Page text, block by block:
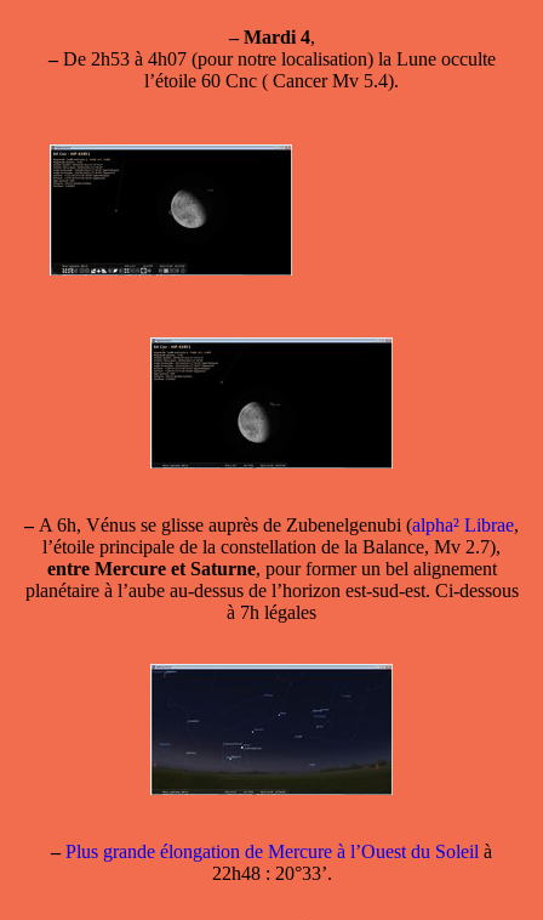
– Mardi 4,
–De 2h53 à 4h07 (pour notre localisation) la Lune occulte
l’étoile 60 Cnc ( Cancer Mv 5.4).
–A 6h, Vénus se glisse auprès de Zubenelgenubi (alpha² Librae,
l’étoile principale de la constellation de la Balance, Mv 2.7),
entre Mercure et Saturne, pour former un bel alignement
planétaire à l’aube au-dessus de l’horizon est-sud-est. Ci-dessous
à 7h légales
– Plus grande élongation de Mercure à l’Ouest du Soleil à
22h48 : 20°33’.